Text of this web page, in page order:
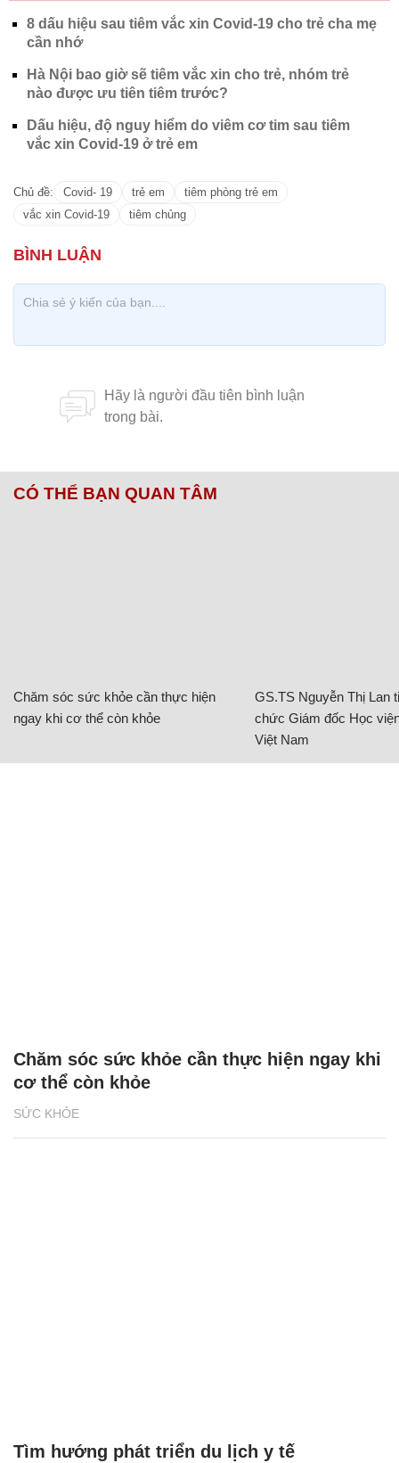
8 dấu hiệu sau tiêm vắc xin Covid-19 cho trẻ cha mẹ
cần nhớ
Hà Nội bao giờ sẽ tiêm vắc xin cho trẻ, nhóm trẻ
nào được ưu tiên tiêm trước?
Dấu hiệu, độ nguy hiểm do viêm cơ tim sau tiêm
vắc xin Covid-19 ở trẻ em
Chủ đề: Covid- 19 trẻ em
tiêm phòng trẻ em
vắc xin Covid-19
tiêm chủng
CÓ THỂ BẠN QUAN TÂM
Chăm sóc sức khỏe cần thực hiện
ngay khi cơ thể còn khỏe
GS.TS Nguyễn Thị Lan
chức Giám đốc Học
Việt Nam
SỨC KHỎE
Chăm sóc sức khỏe cần thực hiện ngay khi
cơ thể còn khỏe
Tìm hướng phát triển du lịch y tế